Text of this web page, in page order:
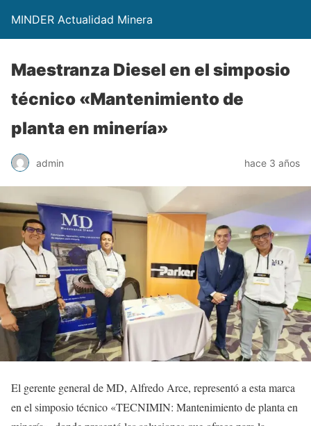
MINDER Actualidad Minera
Maestranza Diesel en el simposio
técnico «Mantenimiento de
planta en minería»
admin hace 3 años
El gerente general de MD, Alfredo Arce, representó a esta marca
en el simposio técnico «TECNIMIN: Mantenimiento de planta en